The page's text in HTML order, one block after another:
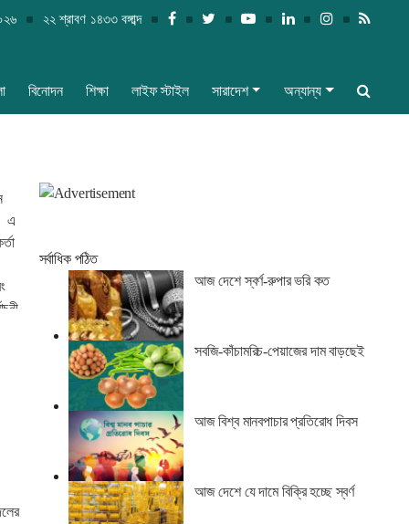
২২ শ্রাবণ ১৪৩৩ বঙ্গাব্দ
বিনোদন শিক্ষা লাইফ স্টাইল সারাদেশ অন্যান্য
এ
সর্বাধিক পঠিত
আজ দেশে স্বর্ণ-রুপার ভরি কত
সবজি-কাঁচামরিচ-পেয়াজের দাম বাড়ছেই
আজ বিশ্ব মানবপাচার প্রতিরোধ দিবস
আজ দেশে যে দামে বিক্রি হচ্ছে স্বর্ণ